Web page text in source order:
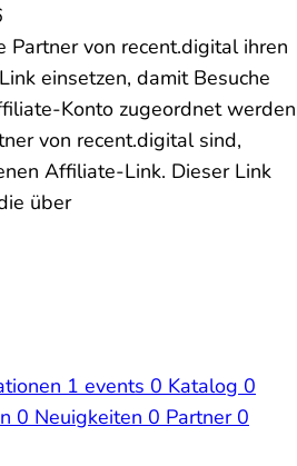
Partner von recent.digital ihren
einsetzen, damit Besuche
Konto zugeordnet werden
von recent.digital sind,
Affiliate-Link. Dieser Link
über
1 events 0 Katalog 0
0 Neuigkeiten 0 Partner 0